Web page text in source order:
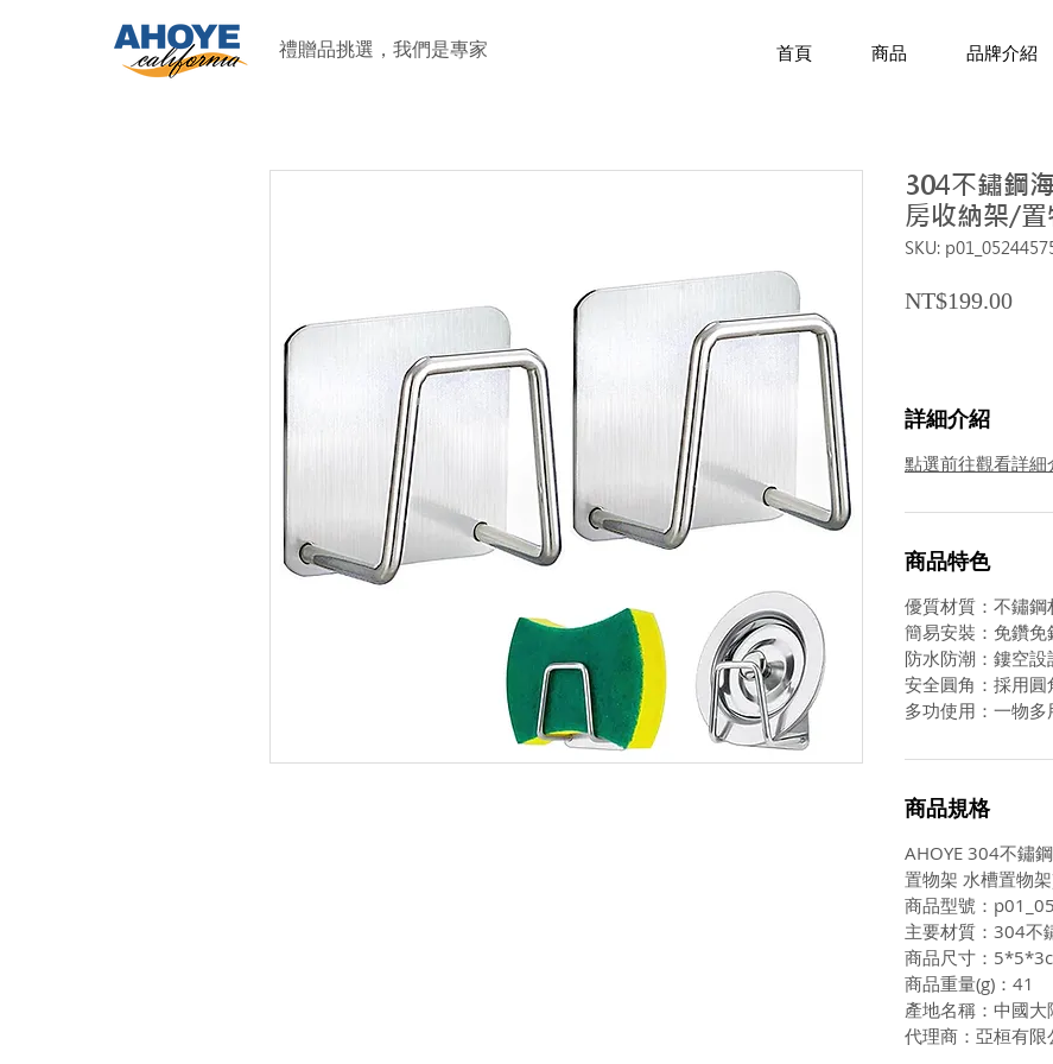
禮贈品挑選，我們是專家 首頁 商品 品牌介紹
304不鏽鋼
房收納架/
SKU:
NT$199.00Price
詳細介紹
點選前往觀看詳細
商品特色
優質材質：不鏽
簡易安裝：免鑽
防水防潮：鏤空
安全圓角：採用
多功使用：一物
商品規格
AHOYE 304不鏽
置物架 水槽置物
商品型號：
主要材質：304不
商品尺寸：
商品重量(g)：41
產地名稱：中國大
代理商：亞桓有限